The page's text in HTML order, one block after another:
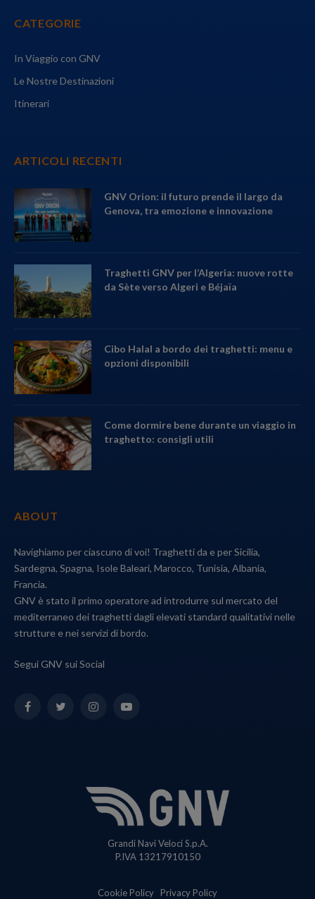
CATEGORIE
In Viaggio con GNV
Le Nostre Destinazioni
Itinerari
ARTICOLI RECENTI
GNV Orion: il futuro prende il largo da
Genova, tra emozione e innovazione
Traghetti GNV per l’Algeria: nuove rotte
da Sète verso Algeri e Béjaïa
Cibo Halal a bordo dei traghetti: menu e
opzioni disponibili
Come dormire bene durante un viaggio in
traghetto: consigli utili
ABOUT
Navighiamo per ciascuno di voi! Traghetti da e per Sicilia,
Sardegna, Spagna, Isole Baleari, Marocco, Tunisia, Albania,
Francia.
GNV è stato il primo operatore ad introdurre sul mercato del
mediterraneo dei traghetti dagli elevati standard qualitativi nelle
strutture e nei servizi di bordo.
Segui GNV sui Social
FacebookTwitterInstagramYouTube
Grandi Navi Veloci S.p.A.
P.IVA 13217910150
Cookie Policy Privacy Policy